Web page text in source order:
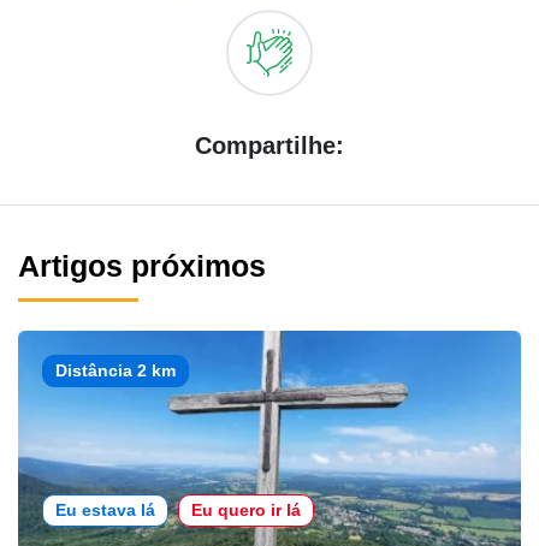
Compartilhe:
Artigos próximos
Distância 2 km
Eu estava lá Eu quero ir lá